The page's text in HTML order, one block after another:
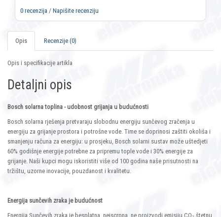
0 recenzija / Napišite recenziju
Opis Recenzije (0)
Opis i specifikacije artikla
Detaljni opis
Bosch solarna toplina - udobnost grijanja u budućnosti
Bosch solarna rješenja pretvaraju slobodnu energiju sunčevog zračenja u
energiju za grijanje prostora i potrošne vode. Time se doprinosi zaštiti okoliša i
smanjenju računa za energiju: u prosjeku, Bosch solarni sustav može uštedjeti
60% godišnje energije potrebne za pripremu tople vode i 30% energije za
grijanje. Naši kupci mogu iskoristiti više od 100 godina naše prisutnosti na
tržištu, uzorne inovacije, pouzdanost i kvalitetu.
Energija sunčevih zraka je budućnost
Energija Sunčevih zraka je besplatna, neiscrpna, ne proizvodi emisiju CO₂ štetnu